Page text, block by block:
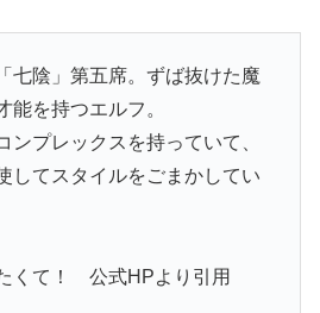
七陰」第五席。ずば抜けた魔
能を持つエルフ。
ンプレックスを持っていて、
してスタイルをごまかしてい
くて！ 公式HPより引用